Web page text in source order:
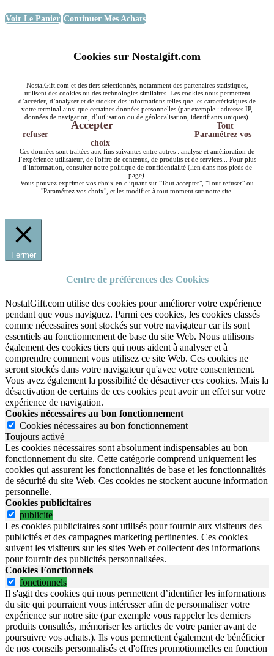
Voir Le Panier Continuer Mes Achats
Cookies sur Nostalgift.com
NostalGift.com et des tiers sélectionnés, notamment des partenaires statistiques,
utilisent des cookies ou des technologies similaires. Les cookies nous permettent
d’accéder, d’analyser et de stocker des informations telles que les caractéristiques de
votre terminal ainsi que certaines données personnelles (par exemple : adresses IP,
données de navigation, d’utilisation ou de géolocalisation, identifiants uniques).
Accepter
Tout
refuser
Paramétrez vos
choix
Ces données sont traitées aux fins suivantes entre autres : analyse et amélioration de
l’expérience utilisateur, de l'offre de contenus, de produits et de services... Pour plus
d’information, consulter notre politique de confidentialité (lien dans nos pieds de
page).
Vous pouvez exprimer vos choix en cliquant sur "Tout accepter", "Tout refuser" ou
"Paramétrez vos choix", et les modifier à tout moment sur notre site.
Fermer
Centre de préférences des Cookies
NostalGift.com utilise des cookies pour améliorer votre expérience
pendant que vous naviguez. Parmi ces cookies, les cookies classés
comme nécessaires sont stockés sur votre navigateur car ils sont
essentiels au fonctionnement de base du site Web. Nous utilisons
également des cookies tiers qui nous aident à analyser et à
comprendre comment vous utilisez ce site Web. Ces cookies ne
seront stockés dans votre navigateur qu'avec votre consentement.
Vous avez également la possibilité de désactiver ces cookies. Mais la
désactivation de certains de ces cookies peut avoir un effet sur votre
expérience de navigation.
Cookies nécessaires au bon fonctionnement
Cookies nécessaires au bon fonctionnement
Toujours activé
Les cookies nécessaires sont absolument indispensables au bon
fonctionnement du site. Cette catégorie comprend uniquement les
cookies qui assurent les fonctionnalités de base et les fonctionnalités
de sécurité du site Web. Ces cookies ne stockent aucune information
personnelle.
Cookies publicitaires
publicite
Les cookies publicitaires sont utilisés pour fournir aux visiteurs des
publicités et des campagnes marketing pertinentes. Ces cookies
suivent les visiteurs sur les sites Web et collectent des informations
pour fournir des publicités personnalisées.
Cookies Fonctionnels
fonctionnels
Il s'agit des cookies qui nous permettent d’identifier les informations
du site qui pourraient vous intéresser afin de personnaliser votre
expérience sur notre site (par exemple vous rappeler les derniers
produits consultés, mémoriser les articles de votre panier avant de
poursuivre vos achats.). Ils vous permettent également de bénéficier
de nos conseils personnalisés et d'offres promotionnelles en fonction